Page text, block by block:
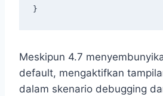
Meskipun 4.7
default, mengaktifkan
dalam skenario debugging